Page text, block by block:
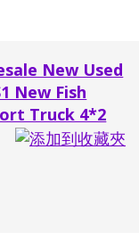
New Used
New Fish
Truck 4*2